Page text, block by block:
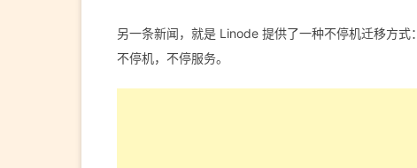
另一条新闻，就是 Linode 提供了一种不停机迁移方式：
不停机，不停服务。